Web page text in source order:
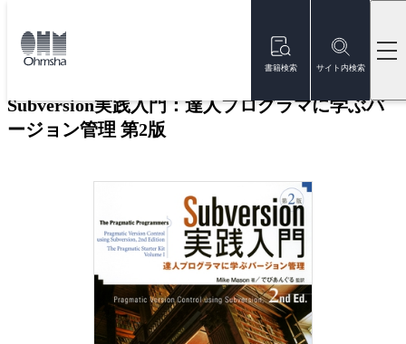
書籍検索 サイト内検索
トップ
Subversion実践入門：達人プログラマに学ぶバ
ージョン管理 第2版